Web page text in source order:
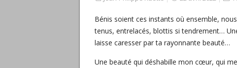
Bénis soient ces instants où ensemble,
tenus, entrelacés, blottis si tendrement…
laisse caresser par ta rayonnante beauté…
Une beauté qui déshabille mon cœur, qui